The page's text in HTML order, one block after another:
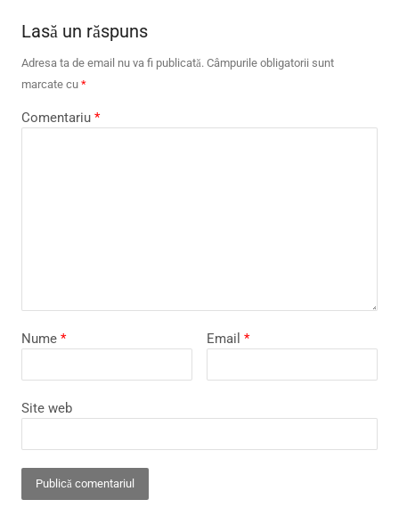
Lasă un răspuns
Adresa ta de email nu va fi publicată. Câmpurile obligatorii sunt
marcate cu *
Comentariu *
Nume * Email *
Site web